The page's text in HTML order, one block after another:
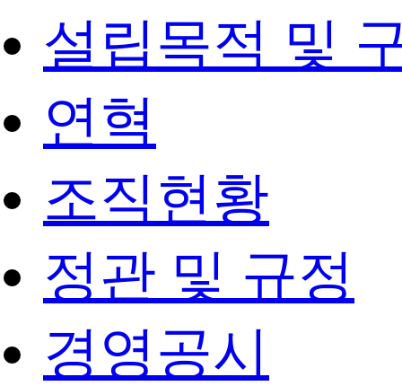
설립목적 및
연혁
조직현황
정관 및 규정
경영공시